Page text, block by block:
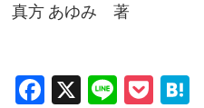
真方 あゆみ 著
Facebook
X Line